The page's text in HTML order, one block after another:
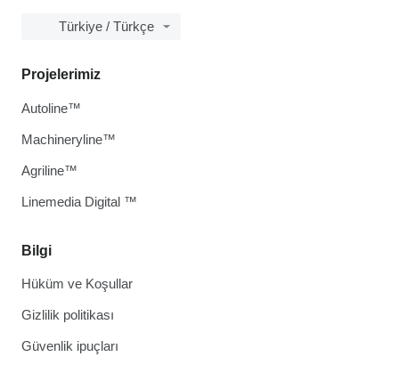
Türkiye / Türkçe
Bilgi
Hüküm ve Koşullar
Gizlilik politikası
Güvenlik ipuçları
Projelerimiz
Autoline™
Machineryline™
Agriline™
Linemedia Digital ™